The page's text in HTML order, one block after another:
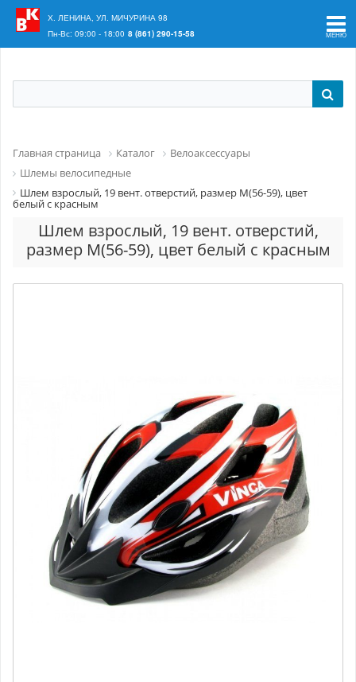
Ваш регион:
Х. ЛЕНИНА, УЛ. МИЧУРИНА 98
Пн-Вс: 09:00 - 18:00 8 (861) 290-15-58
Главная страница Каталог
Велоаксессуары
Шлемы велосипедные
Шлем взрослый, 19 вент. отверстий, размер M(56-59), цвет
белый с красным
Шлем взрослый, 19 вент. отверстий,
размер M(56-59), цвет белый с красным